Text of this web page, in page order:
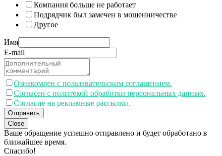
Компания больше не работает
Подрядчик был замечен в мошенничестве
Другое
Имя
E-mail
Ознакомлен с пользавательским соглашением.
Согласен с политекой обработки персональных данных.
Согласие на рекламные рассылки.
Отправить
Close
Ваше обращение успешно отправлено и будет обработано в
ближайшее время.
Спасибо!